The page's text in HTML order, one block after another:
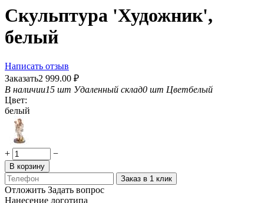
Скульптура 'Художник',
белый
Написать отзыв
Заказать2 999.00 ₽
В наличии15 шт Удаленный склад0 шт Цветбелый
Цвет:
белый
+ −
В корзину
Заказ в 1 клик
Отложить Задать вопрос
Нанесение логотипа